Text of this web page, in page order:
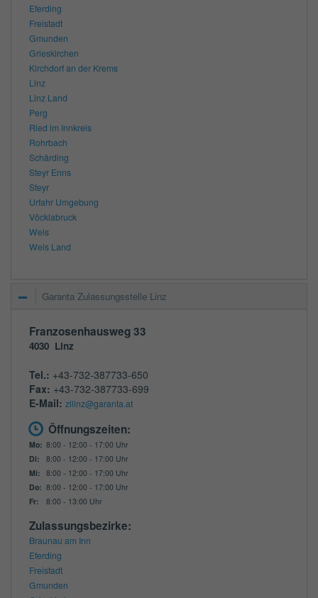
Eferding
Freistadt
Gmunden
Grieskirchen
Kirchdorf an der Krems
Linz
Linz Land
Perg
Ried im Innkreis
Rohrbach
Schärding
Steyr Enns
Steyr
Urfahr Umgebung
Vöcklabruck
Wels
Wels Land
Garanta Zulassungsstelle Linz
Franzosenhausweg 33
4030 Linz
Tel.: +43-732-387733-650
Fax: +43-732-387733-699
E-Mail: zllinz@garanta.at
Öffnungszeiten:
Mo: 8:00 - 12:00 - 17:00 Uhr
Di:
8:00 - 12:00 - 17:00 Uhr
Mi: 8:00 - 12:00 - 17:00 Uhr
Do: 8:00 - 12:00 - 17:00 Uhr
Fr:
8:00 - 13:00 Uhr
Zulassungsbezirke:
Braunau am Inn
Eferding
Freistadt
Gmunden